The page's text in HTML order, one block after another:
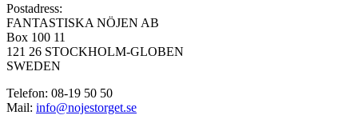
Postadress:
FANTASTISKA NÖJEN AB
Box 100 11
121 26 STOCKHOLM-GLOBEN
SWEDEN
Telefon: 08-19 50 50
Mail: info@nojestorget.se